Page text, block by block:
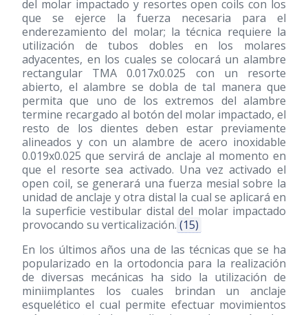
del molar impactado y resortes open coils con los
que se ejerce la fuerza necesaria para el
enderezamiento del molar; la técnica requiere la
utilización de tubos dobles en los molares
adyacentes, en los cuales se colocará un alambre
rectangular TMA 0.017x0.025 con un resorte
abierto, el alambre se dobla de tal manera que
permita que uno de los extremos del alambre
termine recargado al botón del molar impactado, el
resto de los dientes deben estar previamente
alineados y con un alambre de acero inoxidable
0.019x0.025 que servirá de anclaje al momento en
que el resorte sea activado. Una vez activado el
open coil, se generará una fuerza mesial sobre la
unidad de anclaje y otra distal la cual se aplicará en
la superficie vestibular distal del molar impactado
provocando su verticalización. (15)
En los últimos años una de las técnicas que se ha
popularizado en la ortodoncia para la realización
de diversas mecánicas ha sido la utilización de
miniimplantes los cuales brindan un anclaje
esquelético el cual permite efectuar movimientos